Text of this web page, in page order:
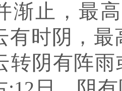
渐止，最
有时阴，
转阴有阵